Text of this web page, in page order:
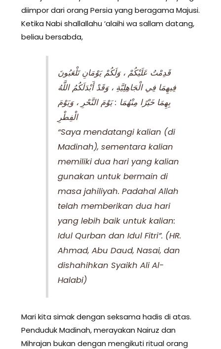
diimpor dari orang Persia yang beragama Majusi.
Ketika Nabi shallallahu ‘alaihi wa sallam datang,
beliau bersabda,
قَدِمْتُ عَلَيْكُمْ ، وَلَكُمْ يَوْمَانِ تَلْعَبُونَ
فِيهِمَا فِي الْجَاهِلِيَّةِ ، وَقَدْ أَبْدَلَكُمُ اللَّهُ
بِهِمَا خَيْرًا مِنْهُمَا : يَوْمَ النَّحْرِ ، وَيَوْمَ
الْفِطْرِ
“Saya mendatangi kalian (di
Madinah), sementara kalian
memiliki dua hari yang kalian
gunakan untuk bermain di
masa jahiliyah. Padahal Allah
telah memberikan dua hari
yang lebih baik untuk kalian:
Idul Qurban dan Idul Fitri”. (HR.
Ahmad, Abu Daud, Nasai, dan
dishahihkan Syaikh Ali Al-
Halabi)
Mari kita simak dengan seksama hadis di atas.
Penduduk Madinah, merayakan Nairuz dan
Mihrajan bukan dengan mengikuti ritual orang